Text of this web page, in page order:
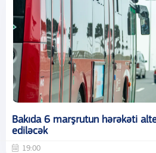
Bakıda 6 marşrutun hərəkəti
ediləcək
19:00